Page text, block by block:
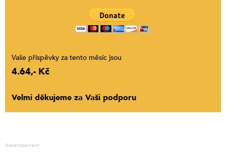
Vaše příspěvky za tento měsíc jsou
4.64,- Kč
Velmi děkujeme za Vaši podporu
Advertisement